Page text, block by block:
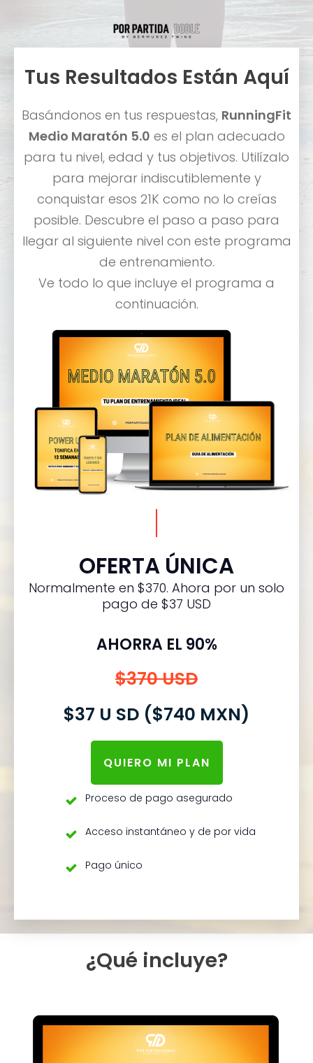
Tus Resultados Están Aquí
Basándonos en tus respuestas, RunningFit
Medio Maratón 5.0 es el plan adecuado
para tu nivel, edad y tus objetivos. Utilízalo
para mejorar indiscutiblemente y
conquistar esos 21K como no lo creías
posible. Descubre el paso a paso para
llegar al siguiente nivel con este programa
de entrenamiento.
Ve todo lo que incluye el programa a
continuación.
OFERTA ÚNICA
Normalmente en $370. Ahora por un solo
pago de $37 USD
AHORRA EL 90%
$370 USD
$37 U SD ($740 MXN)
QUIERO MI PLAN
Proceso de pago asegurado
Acceso instantáneo y de por vida
Pago único
¿Qué incluye?